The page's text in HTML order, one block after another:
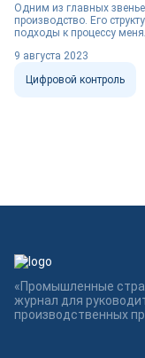
Одним из главных
производство. Его
подходы к процессу
Цифровой контроль
9 августа 2023
«Промышленные
журнал для
производственных